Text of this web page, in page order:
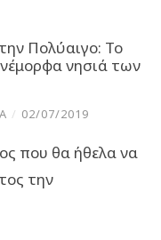
Πολύαιγο: Το
νησιά των
/ 02/07/2019
που θα ήθελα να
την